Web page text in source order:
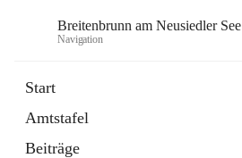
Breitenbrunn am Neusiedler See
Navigation
Start
Amtstafel
Beiträge
18 Schnellzugriffe